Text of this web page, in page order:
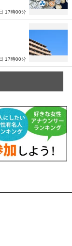
17時00分
17時00分